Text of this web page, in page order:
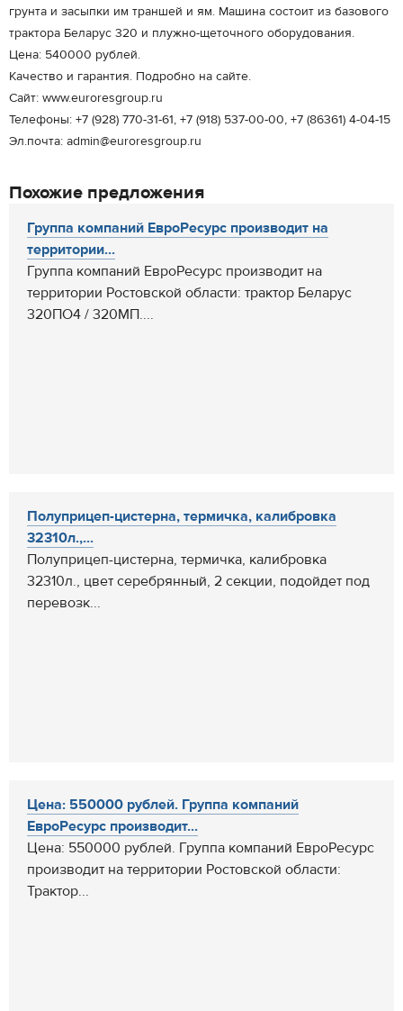
грунта и засыпки им траншей и ям. Машина состоит из базового
трактора Беларус 320 и плужно-щеточного оборудования.
Цена: 540000 рублей.
Качество и гарантия. Подробно на сайте.
Сайт: www.euroresgroup.ru
Телефоны: +7 (928) 770-31-61, +7 (918) 537-00-00, +7 (86361) 4-04-15
Эл.почта: admin@euroresgroup.ru
Похожие предложения
Группа компаний ЕвроРесурс производит на
территории...
Группа компаний ЕвроРесурс производит на
территории Ростовской области: трактор Беларус
320ПО4 / 320МП....
Полуприцеп-цистерна, термичка, калибровка
32310л.,...
Полуприцеп-цистерна, термичка, калибровка
32310л., цвет серебрянный, 2 секции, подойдет под
перевозк...
Цена: 550000 рублей. Группа компаний
ЕвроРесурс производит...
Цена: 550000 рублей. Группа компаний ЕвроРесурс
производит на территории Ростовской области:
Трактор...